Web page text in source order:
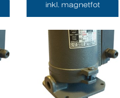
inkl. magnetfot